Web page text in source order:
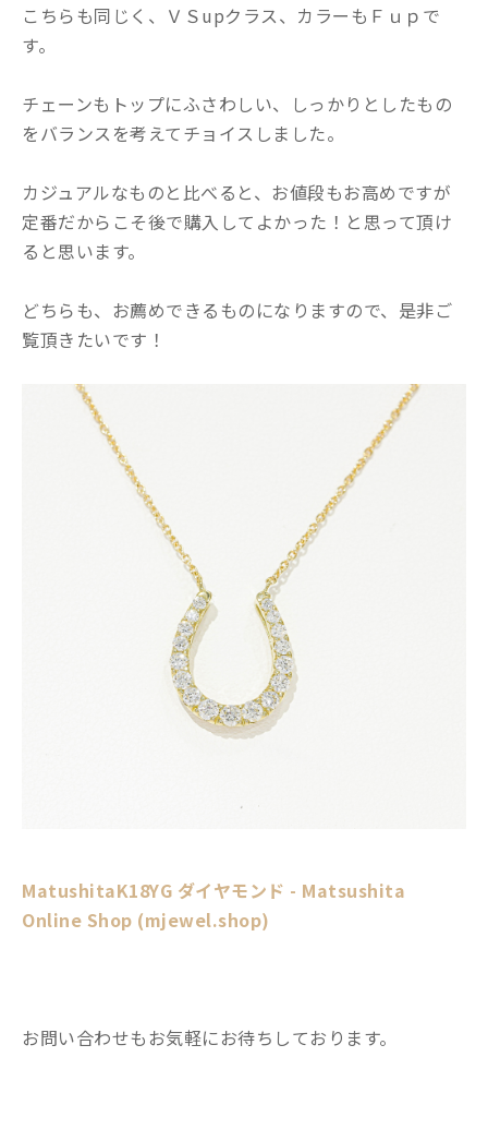
こちらも同じく、ＶＳupクラス、カラーもＦｕｐで
す。
チェーンもトップにふさわしい、しっかりとしたもの
をバランスを考えてチョイスしました。
カジュアルなものと比べると、お値段もお高めですが
定番だからこそ後で購入してよかった！と思って頂け
ると思います。
どちらも、お薦めできるものになりますので、是非ご
覧頂きたいです！
MatushitaK18YG ダイヤモンド - Matsushita
Online Shop (mjewel.shop)
お問い合わせもお気軽にお待ちしております。